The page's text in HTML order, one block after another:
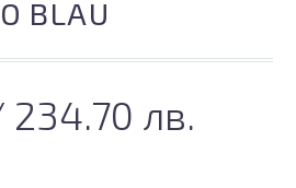
BLAU
234.70 лв.